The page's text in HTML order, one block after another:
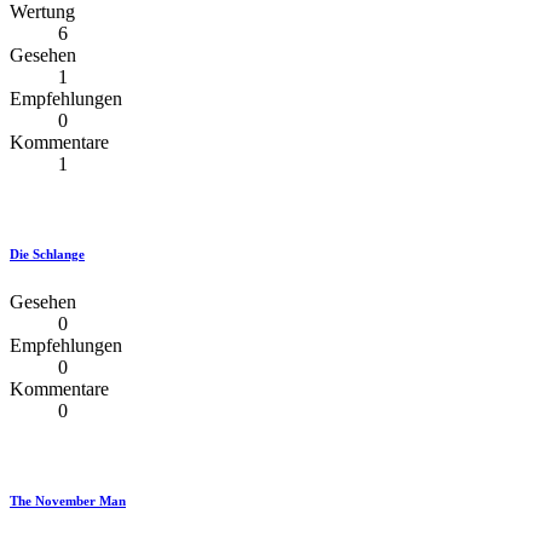
Wertung
6
Gesehen
1
Empfehlungen
0
Kommentare
1
Die Schlange
Gesehen
0
Empfehlungen
0
Kommentare
0
The November Man